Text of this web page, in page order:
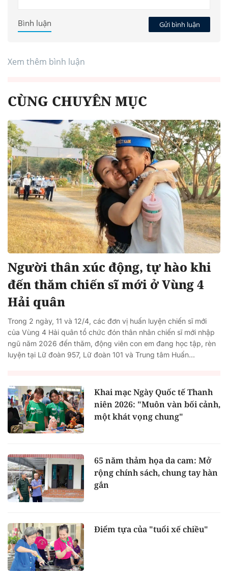
Gửi bình luận
Bình luận
Xem thêm bình luận
CÙNG CHUYÊN MỤC
Người thân xúc động, tự hào khi
đến thăm chiến sĩ mới ở Vùng 4
Hải quân
Trong 2 ngày, 11 và 12/4, các đơn vị huấn luyện chiến sĩ mới
của Vùng 4 Hải quân tổ chức đón thân nhân chiến sĩ mới nhập
ngũ năm 2026 đến thăm, động viên con em đang học tập, rèn
luyện tại Lữ đoàn 957, Lữ đoàn 101 và Trung tâm Huấn...
Khai mạc Ngày Quốc tế Thanh
niên 2026: "Muôn vàn bối cảnh,
một khát vọng chung"
65 năm thảm họa da cam: Mở
rộng chính sách, chung tay hàn
gắn
Điểm tựa của "tuổi xế chiều"